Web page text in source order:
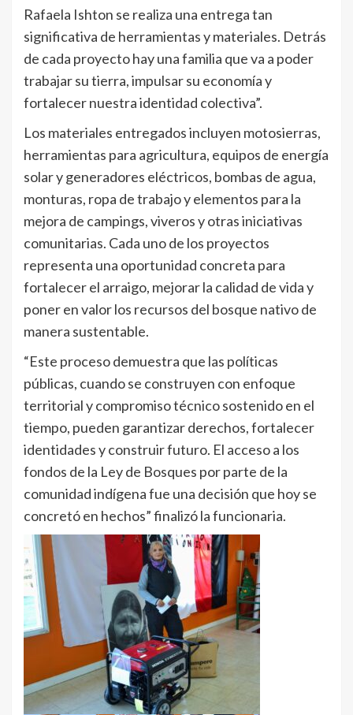
Rafaela Ishton se realiza una entrega tan
significativa de herramientas y materiales. Detrás
de cada proyecto hay una familia que va a poder
trabajar su tierra, impulsar su economía y
fortalecer nuestra identidad colectiva”.
Los materiales entregados incluyen motosierras,
herramientas para agricultura, equipos de energía
solar y generadores eléctricos, bombas de agua,
monturas, ropa de trabajo y elementos para la
mejora de campings, viveros y otras iniciativas
comunitarias. Cada uno de los proyectos
representa una oportunidad concreta para
fortalecer el arraigo, mejorar la calidad de vida y
poner en valor los recursos del bosque nativo de
manera sustentable.
“Este proceso demuestra que las políticas
públicas, cuando se construyen con enfoque
territorial y compromiso técnico sostenido en el
tiempo, pueden garantizar derechos, fortalecer
identidades y construir futuro. El acceso a los
fondos de la Ley de Bosques por parte de la
comunidad indígena fue una decisión que hoy se
concretó en hechos” finalizó la funcionaria.